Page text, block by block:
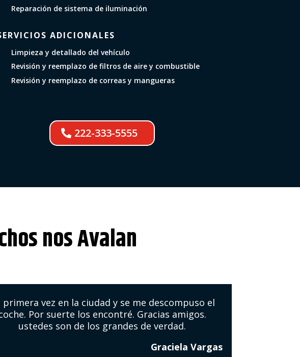
Reparación de sistema de iluminación
ADICIONALES
Limpieza y detallado del vehículo
Revisión y reemplazo de filtros de aire y combustible
Revisión y reemplazo de correas y mangueras
222-333-5555
nos Avalan
primera vez en la ciudad y se me descompuso el
Por suerte los encontré. Gracias amigos.
ustedes son de los grandes de verdad.
Graciela Vargas